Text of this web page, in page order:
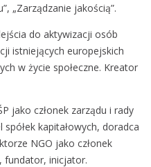
„Zarządzanie jakością”.
do aktywizacji osób
istniejących europejskich
w życie społeczne. Kreator
jako członek zarządu i rady
kapitałowych, doradca
NGO jako członek
fundator, inicjator.